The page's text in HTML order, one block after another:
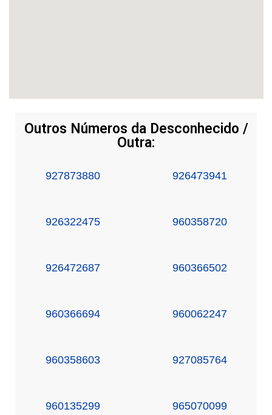
Outros Números da Desconhecido /
Outra:
927873880 926473941
926322475 960358720
926472687 960366502
960366694 960062247
960358603 927085764
960135299 965070099